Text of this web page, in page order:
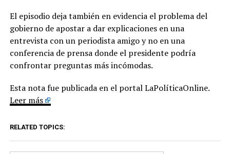
El episodio deja también en evidencia el problema del
gobierno de apostar a dar explicaciones en una
entrevista con un periodista amigo y no en una
conferencia de prensa donde el presidente podría
confrontar preguntas más incómodas.
Esta nota fue publicada en el portal LaPolíticaOnline.
Leer más
RELATED TOPICS: